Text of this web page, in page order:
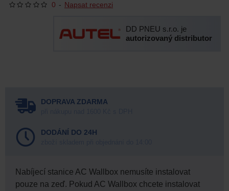
0 - Napsat recenzi
DD PNEU s.r.o. je
autorizovaný distributor
DOPRAVA ZDARMA
DODÁNÍ DO 24H
Nabíjecí stanice AC Wallbox nemusíte instalovat
pouze na zeď. Pokud AC Wallbox chcete instalovat